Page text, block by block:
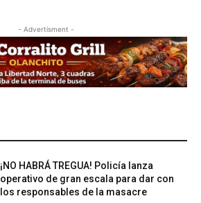
- Advertisment -
¡NO HABRÁ TREGUA! Policía lanza
operativo de gran escala para dar con
los responsables de la masacre